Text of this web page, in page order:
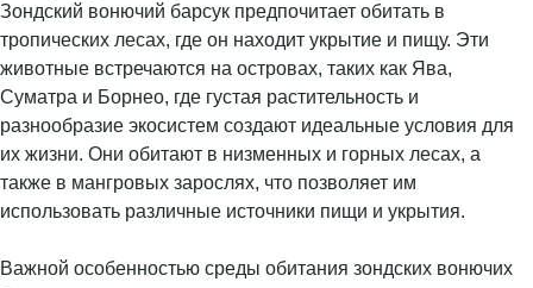
Зондский вонючий барсук предпочитает обитать в
тропических лесах, где он находит укрытие и пищу. Эти
животные встречаются на островах, таких как Ява,
Суматра и Борнео, где густая растительность и
разнообразие экосистем создают идеальные условия для
их жизни. Они обитают в низменных и горных лесах, а
также в мангровых зарослях, что позволяет им
использовать различные источники пищи и укрытия.
Важной особенностью среды обитания зондских вонючих